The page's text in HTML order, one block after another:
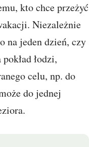
kto chce przeżyć
Niezależnie
na jeden dzień, czy
łodzi,
celu, np. do
do jednej